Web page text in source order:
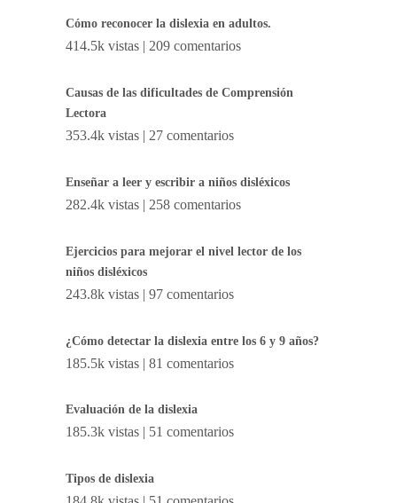
Cómo reconocer la dislexia en adultos.
414.5k vistas | 209 comentarios
Causas de las dificultades de Comprensión
Lectora
353.4k vistas | 27 comentarios
Enseñar a leer y escribir a niños disléxicos
282.4k vistas | 258 comentarios
Ejercicios para mejorar el nivel lector de los
niños disléxicos
243.8k vistas | 97 comentarios
¿Cómo detectar la dislexia entre los 6 y 9 años?
185.5k vistas | 81 comentarios
Evaluación de la dislexia
185.3k vistas | 51 comentarios
Tipos de dislexia